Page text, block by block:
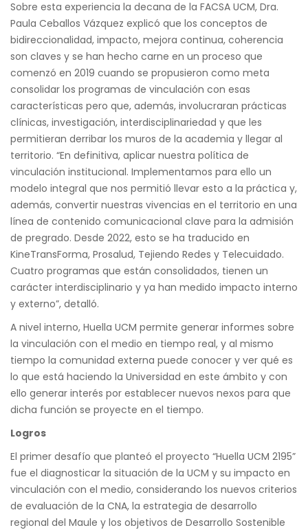
Sobre esta experiencia la decana de la FACSA UCM, Dra.
Paula Ceballos Vázquez explicó que los conceptos de
bidireccionalidad, impacto, mejora continua, coherencia
son claves y se han hecho carne en un proceso que
comenzó en 2019 cuando se propusieron como meta
consolidar los programas de vinculación con esas
características pero que, además, involucraran prácticas
clínicas, investigación, interdisciplinariedad y que les
permitieran derribar los muros de la academia y llegar al
territorio. “En definitiva, aplicar nuestra política de
vinculación institucional. Implementamos para ello un
modelo integral que nos permitió llevar esto a la práctica y,
además, convertir nuestras vivencias en el territorio en una
línea de contenido comunicacional clave para la admisión
de pregrado. Desde 2022, esto se ha traducido en
KineTransForma, Prosalud, Tejiendo Redes y Telecuidado.
Cuatro programas que están consolidados, tienen un
carácter interdisciplinario y ya han medido impacto interno
y externo”, detalló.
A nivel interno, Huella UCM permite generar informes sobre
la vinculación con el medio en tiempo real, y al mismo
tiempo la comunidad externa puede conocer y ver qué es
lo que está haciendo la Universidad en este ámbito y con
ello generar interés por establecer nuevos nexos para que
dicha función se proyecte en el tiempo.
Logros
El primer desafío que planteó el proyecto “Huella UCM 2195”
fue el diagnosticar la situación de la UCM y su impacto en
vinculación con el medio, considerando los nuevos criterios
de evaluación de la CNA, la estrategia de desarrollo
regional del Maule y los objetivos de Desarrollo Sostenible